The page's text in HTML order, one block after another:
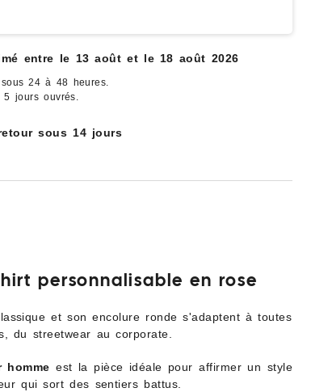
entre le 13 août et le 18 août 2026
24 à 48 heures.
5 jours ouvrés.
sous 14 jours
personnalisable en rose
et son encolure ronde s'adaptent à toutes
du streetwear au corporate.
homme est la pièce idéale pour affirmer un style
qui sort des sentiers battus.